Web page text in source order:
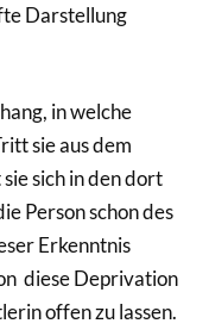
Darstellung
in welche
sie aus dem
sich in den dort
Person schon des
Erkenntnis
diese Deprivation
offen zu lassen.